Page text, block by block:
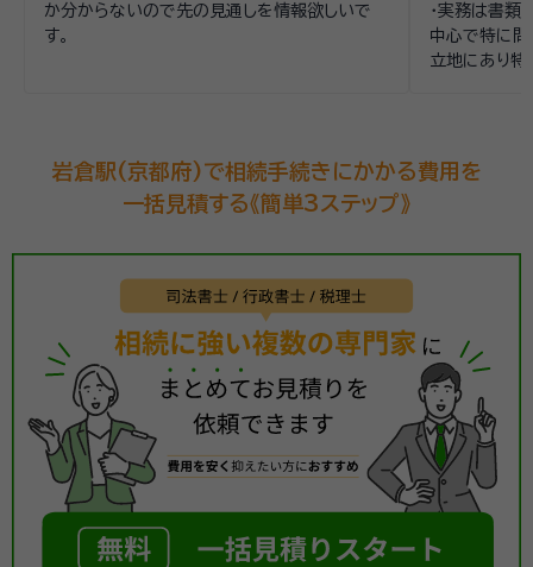
か分からないので先の見通しを情報欲しいで
す。
人間性が信頼
・実務は書類
中心で特に問
立地にあり
岩倉駅(京都府)で相続手続きにかかる費用を
一括見積する《簡単3ステップ》